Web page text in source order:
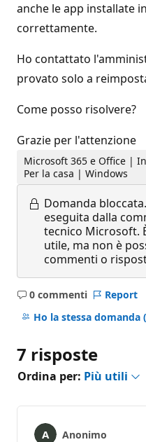
anche le app installate
correttamente.
Ho contattato
provato solo a
Come posso risolvere?
Grazie per l'attenzione
Microsoft 365 e Office |
Per la casa | Windows
Domanda bloccata.
eseguita dalla
tecnico Microsoft.
utile, ma non è
commenti o
0 commenti
Nessun
commento
Report
Ho la stessa domanda
7 risposte
Ordina per: Più utili
Anonimo